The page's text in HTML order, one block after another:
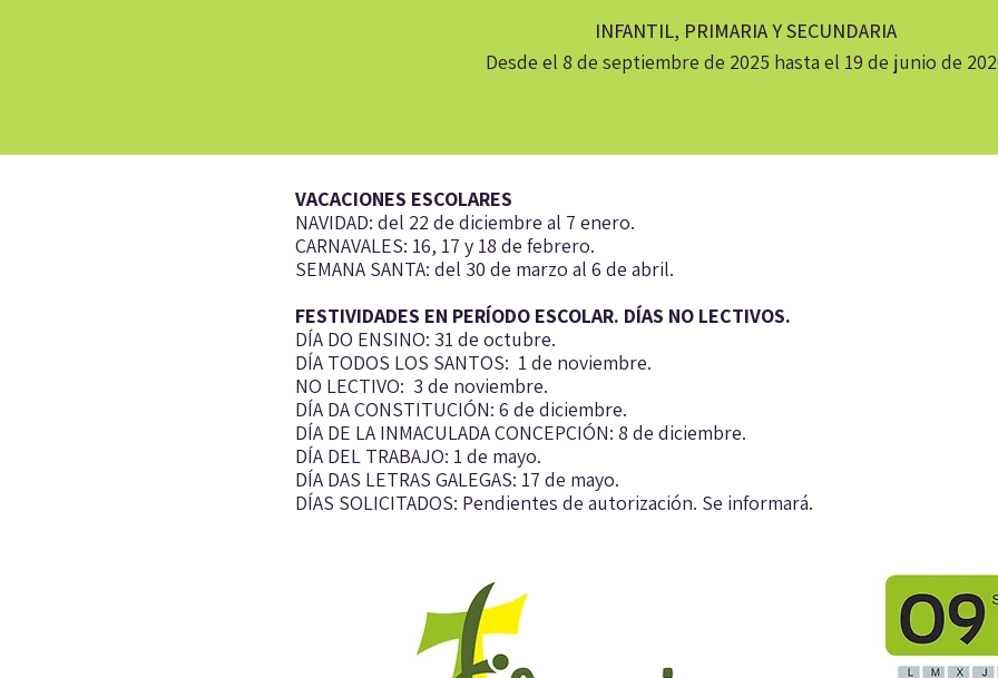
INFANTIL, PRIMARIA Y SECUNDARIA
Desde el 8 de septiembre de 2025 hasta el 19 de junio de
VACACIONES ESCOLARES
NAVIDAD: del 22 de diciembre al 7 enero.
CARNAVALES: 16, 17 y 18 de febrero.
SEMANA SANTA: del 30 de marzo al 6 de abril.
FESTIVIDADES EN PERÍODO ESCOLAR. DÍAS NO LECTIVOS.
DÍA DO ENSINO: 31 de octubre.
DÍA TODOS LOS SANTOS: 1 de noviembre.
NO LECTIVO: 3 de noviembre.
DÍA DA CONSTITUCIÓN: 6 de diciembre.
DÍA DE LA INMACULADA CONCEPCIÓN: 8 de diciembre.
DÍA DEL TRABAJO: 1 de mayo.
DÍA DAS LETRAS GALEGAS: 17 de mayo.
DÍAS SOLICITADOS: Pendientes de autorización. Se informará.